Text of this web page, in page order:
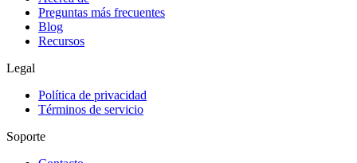
Preguntas más frecuentes
Blog
Recursos
Legal
Política de privacidad
Términos de servicio
Soporte